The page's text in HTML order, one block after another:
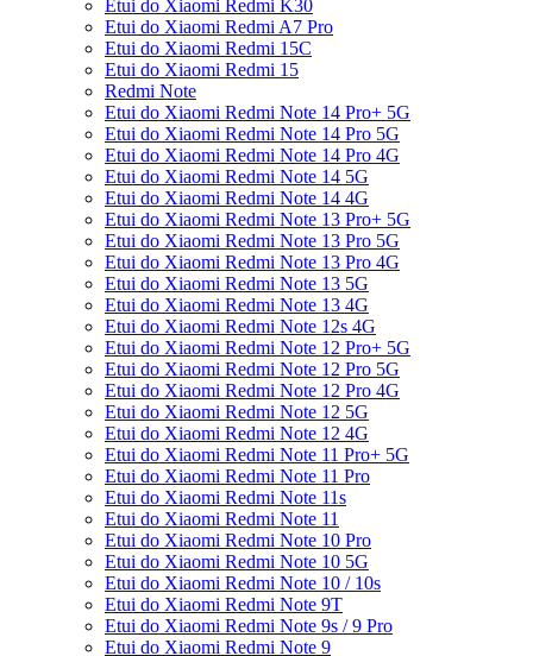
Etui do Xiaomi Redmi K30
Etui do Xiaomi Redmi A7 Pro
Etui do Xiaomi Redmi 15C
Etui do Xiaomi Redmi 15
Redmi Note
Etui do Xiaomi Redmi Note 14 Pro+ 5G
Etui do Xiaomi Redmi Note 14 Pro 5G
Etui do Xiaomi Redmi Note 14 Pro 4G
Etui do Xiaomi Redmi Note 14 5G
Etui do Xiaomi Redmi Note 14 4G
Etui do Xiaomi Redmi Note 13 Pro+ 5G
Etui do Xiaomi Redmi Note 13 Pro 5G
Etui do Xiaomi Redmi Note 13 Pro 4G
Etui do Xiaomi Redmi Note 13 5G
Etui do Xiaomi Redmi Note 13 4G
Etui do Xiaomi Redmi Note 12s 4G
Etui do Xiaomi Redmi Note 12 Pro+ 5G
Etui do Xiaomi Redmi Note 12 Pro 5G
Etui do Xiaomi Redmi Note 12 Pro 4G
Etui do Xiaomi Redmi Note 12 5G
Etui do Xiaomi Redmi Note 12 4G
Etui do Xiaomi Redmi Note 11 Pro+ 5G
Etui do Xiaomi Redmi Note 11 Pro
Etui do Xiaomi Redmi Note 11s
Etui do Xiaomi Redmi Note 11
Etui do Xiaomi Redmi Note 10 Pro
Etui do Xiaomi Redmi Note 10 5G
Etui do Xiaomi Redmi Note 10 / 10s
Etui do Xiaomi Redmi Note 9T
Etui do Xiaomi Redmi Note 9s / 9 Pro
Etui do Xiaomi Redmi Note 9